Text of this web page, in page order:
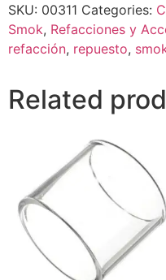
SKU: 00311 Categories:
Smok, Refacciones y
refacción, repuesto,
Related